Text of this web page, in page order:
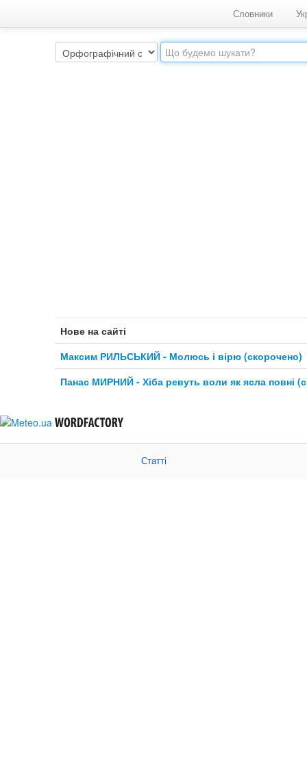
Словники
Нове на сайті
Максим РИЛЬСЬКИЙ - Молюсь і вірю (скорочено)
Панас МИРНИЙ - Хіба ревуть воли як ясла повні
Статті